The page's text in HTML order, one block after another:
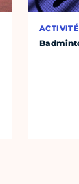
ACTIVITÉ